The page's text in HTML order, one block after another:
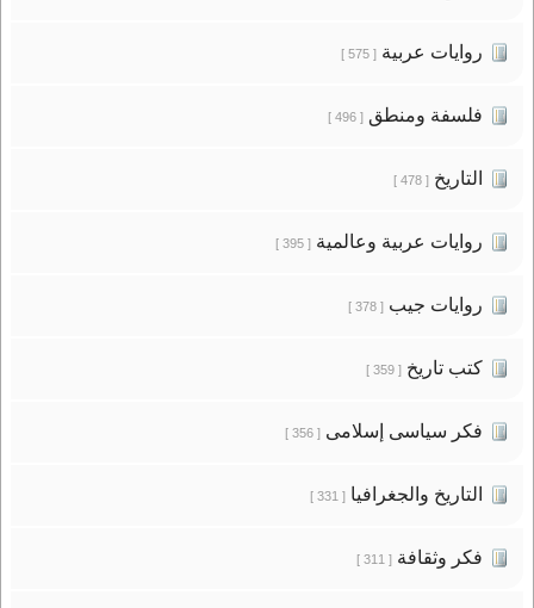
روايات عربية[ 575 ]
فلسفة ومنطق[ 496 ]
التاريخ[ 478 ]
روايات عربية وعالمية[ 395 ]
روايات جيب[ 378 ]
كتب تاريخ[ 359 ]
فكر سياسى إسلامى[ 356 ]
التاريخ والجغرافيا[ 331 ]
فكر وثقافة[ 311 ]